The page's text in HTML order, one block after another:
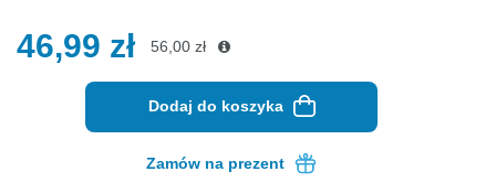
46,99 zł 56,00 zł
Dodaj do koszyka
Zamów na prezent